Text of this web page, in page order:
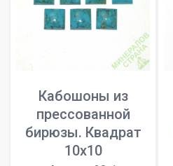
Кабошоны из
прессованной
бирюзы. Квадрат
10x10